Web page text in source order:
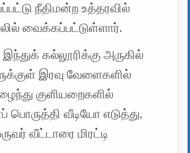
நீதிமன்ற உத்தரவில்
வைக்கப்பட்டுள்ளார்.
கல்லூரிக்கு அருகில்
இரவு வேளைகளில்
குளியறைகளில்
பொருத்தி வீடியோ எடுத்து,
வீட்டாரை மிரட்டி